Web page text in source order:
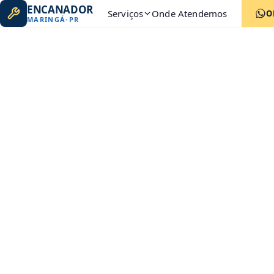
ENCANADOR
MARINGÁ- PR Serviços Onde Atendemos